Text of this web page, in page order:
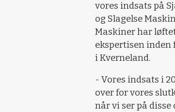
vores indsats på
og Slagelse
Maskiner har
ekspertisen inden
i Kverneland.
- Vores indsats i
over for vores
når vi ser på